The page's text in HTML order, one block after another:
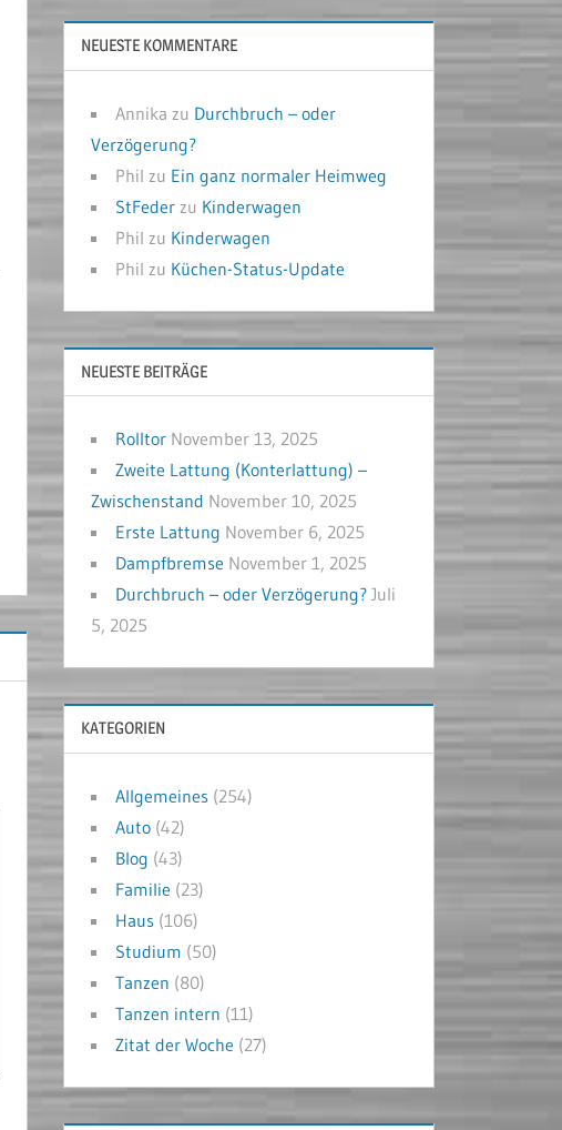
NEUESTE KOMMENTARE
Annika zu Durchbruch – oder
Verzögerung?
Phil zu Ein ganz normaler Heimweg
StFeder zu Kinderwagen
Phil zu Kinderwagen
Phil zu Küchen-Status-Update
NEUESTE BEITRÄGE
Rolltor November 13, 2025
Zweite Lattung (Konterlattung) –
Zwischenstand November 10, 2025
Erste Lattung November 6, 2025
Dampfbremse November 1, 2025
Durchbruch – oder Verzögerung? Juli
5, 2025
KATEGORIEN
Allgemeines (254)
Auto (42)
Blog (43)
Familie (23)
Haus (106)
Studium (50)
Tanzen (80)
Tanzen intern (11)
Zitat der Woche (27)